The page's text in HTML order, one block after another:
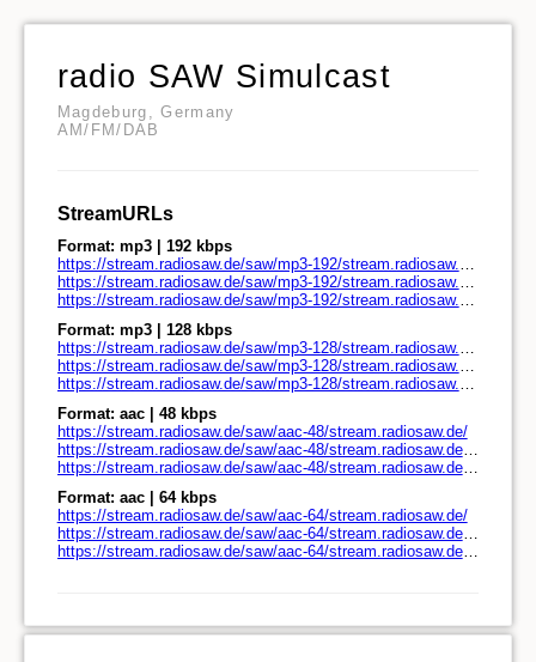
radio SAW Simulcast
Magdeburg, Germany
AM/FM/DAB
StreamURLs
Format: mp3 | 192 kbps
https://stream.radiosaw.de/saw/mp3-192/stream.radiosaw.de/
https://stream.radiosaw.de/saw/mp3-192/stream.radiosaw.de/play.pls
https://stream.radiosaw.de/saw/mp3-192/stream.radiosaw.de/play.m3u
Format: mp3 | 128 kbps
https://stream.radiosaw.de/saw/mp3-128/stream.radiosaw.de/
https://stream.radiosaw.de/saw/mp3-128/stream.radiosaw.de/play.pls
https://stream.radiosaw.de/saw/mp3-128/stream.radiosaw.de/play.m3u
Format: aac | 48 kbps
https://stream.radiosaw.de/saw/aac-48/stream.radiosaw.de/
https://stream.radiosaw.de/saw/aac-48/stream.radiosaw.de/play.pls
https://stream.radiosaw.de/saw/aac-48/stream.radiosaw.de/play.m3u
Format: aac | 64 kbps
https://stream.radiosaw.de/saw/aac-64/stream.radiosaw.de/
https://stream.radiosaw.de/saw/aac-64/stream.radiosaw.de/play.pls
https://stream.radiosaw.de/saw/aac-64/stream.radiosaw.de/play.m3u